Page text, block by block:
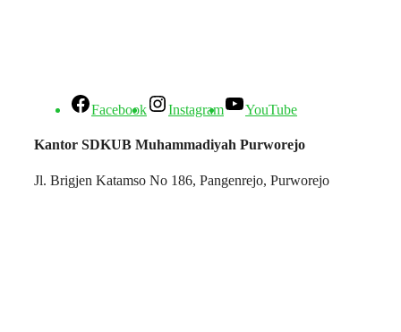
Facebook Instagram YouTube
Kantor SDKUB Muhammadiyah Purworejo
Jl. Brigjen Katamso No 186, Pangenrejo, Purworejo